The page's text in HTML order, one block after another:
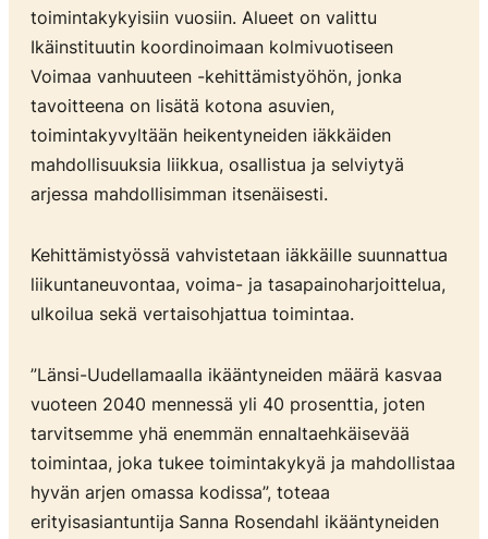
toimintakykyisiin vuosiin. Alueet on valittu
Ikäinstituutin koordinoimaan kolmivuotiseen
Voimaa vanhuuteen -kehittämistyöhön, jonka
tavoitteena on lisätä kotona asuvien,
toimintakyvyltään heikentyneiden iäkkäiden
mahdollisuuksia liikkua, osallistua ja selviytyä
arjessa mahdollisimman itsenäisesti.
Kehittämistyössä vahvistetaan iäkkäille suunnattua
liikuntaneuvontaa, voima- ja tasapainoharjoittelua,
ulkoilua sekä vertaisohjattua toimintaa.
”Länsi-Uudellamaalla ikääntyneiden määrä kasvaa
vuoteen 2040 mennessä yli 40 prosenttia, joten
tarvitsemme yhä enemmän ennaltaehkäisevää
toimintaa, joka tukee toimintakykyä ja mahdollistaa
hyvän arjen omassa kodissa”, toteaa
erityisasiantuntija Sanna Rosendahl ikääntyneiden